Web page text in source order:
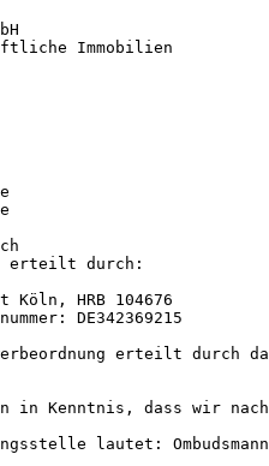
Immobilien
erteilt durch:
HRB 104676
DE342369215
erteilt durch
in Kenntnis, dass wir
lautet: